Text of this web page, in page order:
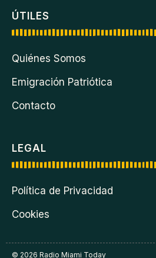
ÚTILES
Quiénes Somos
Emigración Patriótica
Contacto
LEGAL
Política de Privacidad
Cookies
© 2026 Radio Miami Today